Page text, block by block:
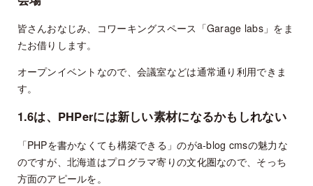
皆さんおなじみ、コワーキングスペース「Garage labs」をま
たお借りします。
オープンイベントなので、会議室などは通常通り利用できま
す。
1.6は、PHPerには新しい素材になるかもしれない
「PHPを書かなくても構築できる」のがa-blog cmsの魅力な
のですが、北海道はプログラマ寄りの文化圏なので、そっち
方面のアピールを。